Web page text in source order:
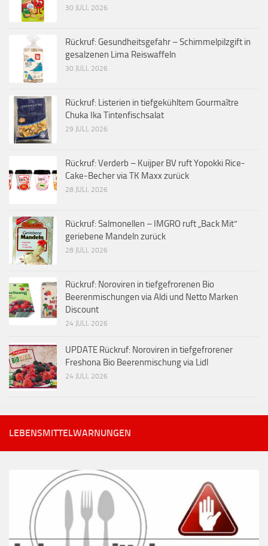
30 JULI, 2026
Rückruf: Gesundheitsgefahr – Schimmelpilzgift in
gesalzenen Lima Reiswaffeln
30 JULI, 2026
Rückruf: Listerien in tiefgekühltem Gourmaître
Chuka Ika Tintenfischsalat
29 JULI, 2026
Rückruf: Verderb – Kuijper BV ruft Yopokki Rice-
Cake-Becher via TK Maxx zurück
28 JULI, 2026
Rückruf: Salmonellen – IMGRO ruft „Back Mit“
geriebene Mandeln zurück
28 JULI, 2026
Rückruf: Noroviren in tiefgefrorenen Bio
Beerenmischungen via Aldi und Netto Marken
Discount
24 JULI, 2026
UPDATE Rückruf: Noroviren in tiefgefrorener
Freshona Bio Beerenmischung via Lidl
24 JULI, 2026
LEBENSMITTELWARNUNGEN